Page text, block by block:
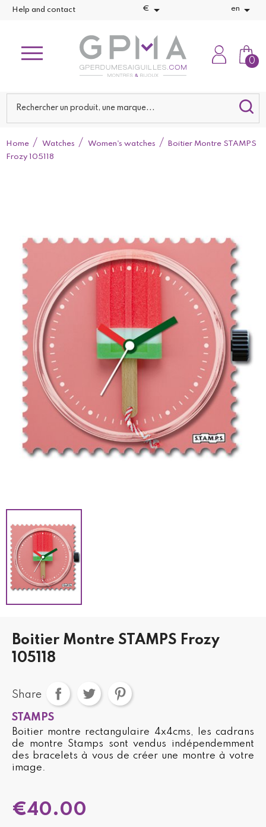
Help and contact €  en 
0
Home Watches Women's watches
Boitier Montre STAMPS
Frozy 105118
Boitier Montre STAMPS Frozy
105118
Share
STAMPS
Boitier montre rectangulaire 4x4cms, les cadrans
de montre Stamps sont vendus indépendemment
des bracelets à vous de créer une montre à votre
image.
€40.00